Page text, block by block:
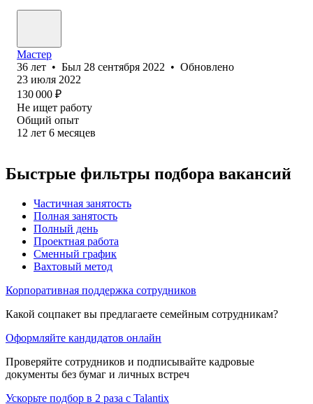
Мастер
36 лет • Был 28 сентября 2022 • Обновлено
23 июля 2022
130 000 ₽
Не ищет работу
Общий опыт
12 лет 6 месяцев
Быстрые фильтры подбора вакансий
Частичная занятость
Полная занятость
Полный день
Проектная работа
Сменный график
Вахтовый метод
Корпоративная поддержка сотрудников
Какой соцпакет вы предлагаете семейным сотрудникам?
Оформляйте кандидатов онлайн
Проверяйте сотрудников и подписывайте кадровые
документы без бумаг и личных встреч
Ускорьте подбор в 2 раза с Talantix